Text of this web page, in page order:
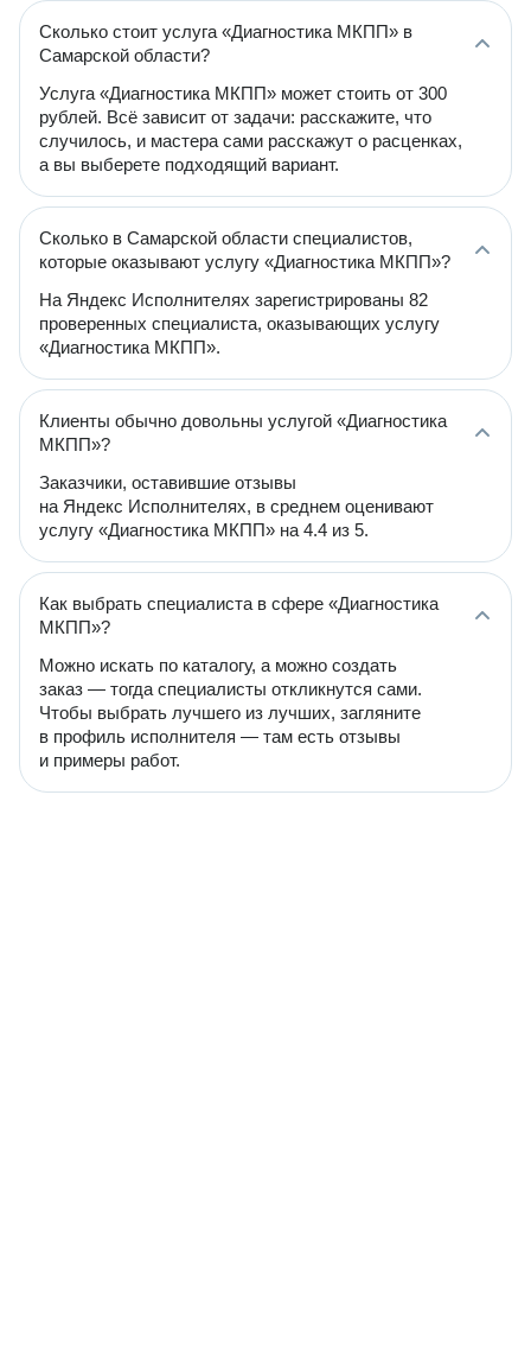
Сколько стоит услуга «Диагностика МКПП» в
Самарской области?
Услуга «Диагностика МКПП» может стоить от 300
рублей. Всё зависит от задачи: расскажите, что
случилось, и мастера сами расскажут о расценках,
а вы выберете подходящий вариант.
Сколько в Самарской области специалистов,
которые оказывают услугу «Диагностика МКПП»?
На Яндекс Исполнителях зарегистрированы 82
проверенных специалиста, оказывающих услугу
«Диагностика МКПП».
Клиенты обычно довольны услугой «Диагностика
МКПП»?
Заказчики, оставившие отзывы
на Яндекс Исполнителях, в среднем оценивают
услугу «Диагностика МКПП» на 4.4 из 5.
Как выбрать специалиста в сфере «Диагностика
МКПП»?
Можно искать по каталогу, а можно создать
заказ — тогда специалисты откликнутся сами.
Чтобы выбрать лучшего из лучших, загляните
в профиль исполнителя — там есть отзывы
и примеры работ.